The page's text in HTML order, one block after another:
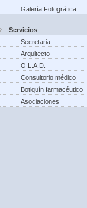
Galería Fotográfica
Servicios
Secretaria
Arquitecto
O.L.A.D.
Consultorio médico
Botiquín farmacéutico
Asociaciones